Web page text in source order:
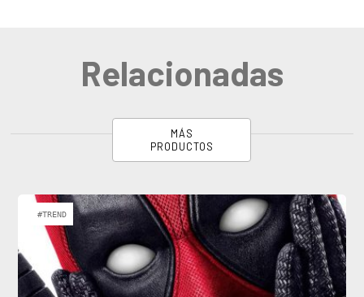
Relacionadas
MÁS
PRODUCTOS
#TREND